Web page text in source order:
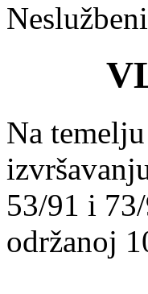
Na
53/91 i
održanoj